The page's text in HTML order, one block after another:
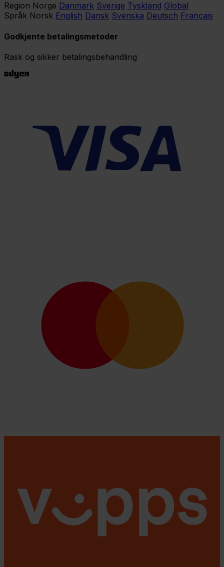
Region Norge Danmark Sverige Tyskland Global
Språk Norsk English Dansk Svenska Deutsch Français
Godkjente betalingsmetoder
Rask og sikker betalingsbehandling